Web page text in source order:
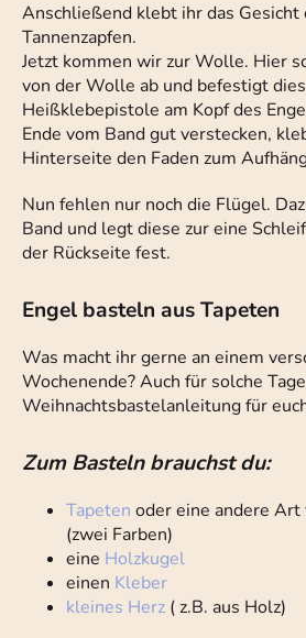
Anschließend klebt ihr das Gesicht
Tannenzapfen.
Jetzt kommen wir zur Wolle. Hier
von der Wolle ab und befestigt
Heißklebepistole am Kopf des
Ende vom Band gut verstecken,
Hinterseite den Faden zum
Nun fehlen nur noch die Flügel.
Band und legt diese zur eine
der Rückseite fest.
Engel basteln aus Tapeten
Was macht ihr gerne an einem
Wochenende? Auch für solche
Weihnachtsbastelanleitung für
Zum Basteln brauchst du:
Tapeten oder eine andere Art
(zwei Farben)
eine Holzkugel
einen Kleber
kleines Herz ( z.B. aus Holz)